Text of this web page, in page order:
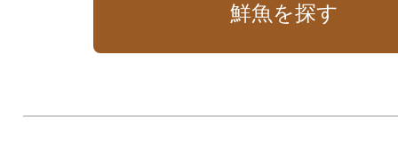
鮮魚を探す